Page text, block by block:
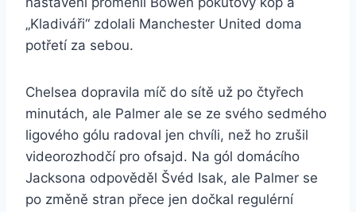
„Kladiváři“ zdolali Manchester United doma
potřetí za sebou.
Chelsea dopravila míč do sítě už po čtyřech
minutách, ale Palmer ale se ze svého sedmého
ligového gólu radoval jen chvíli, než ho zrušil
videorozhodčí pro ofsajd. Na gól domácího
Jacksona odpověděl Švéd Isak, ale Palmer se
po změně stran přece jen dočkal regulérní